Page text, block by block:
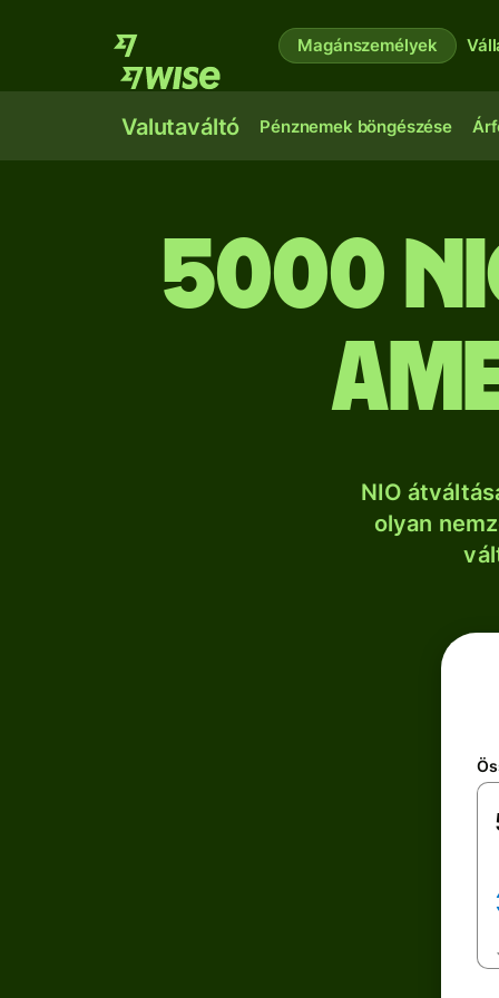
Magánszemélyek
Valutaváltó Pénznemek böngészése
5000
NIO
olyan